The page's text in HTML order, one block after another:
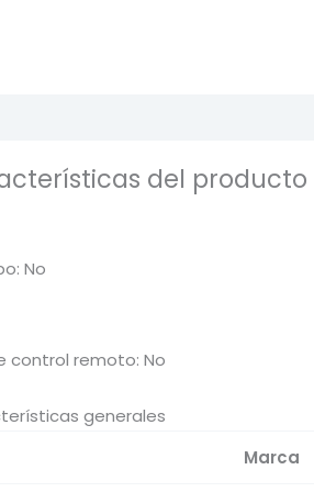
del producto
No
control remoto: No
generales
Marca